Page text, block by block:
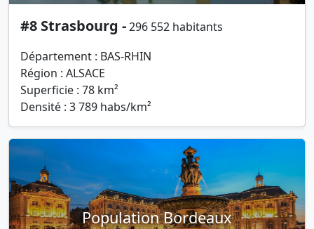
#8 Strasbourg -296 552 habitants
Département : BAS-RHIN
Région : ALSACE
Superficie : 78 km²
Densité : 3 789 habs/km²
Population Bordeaux